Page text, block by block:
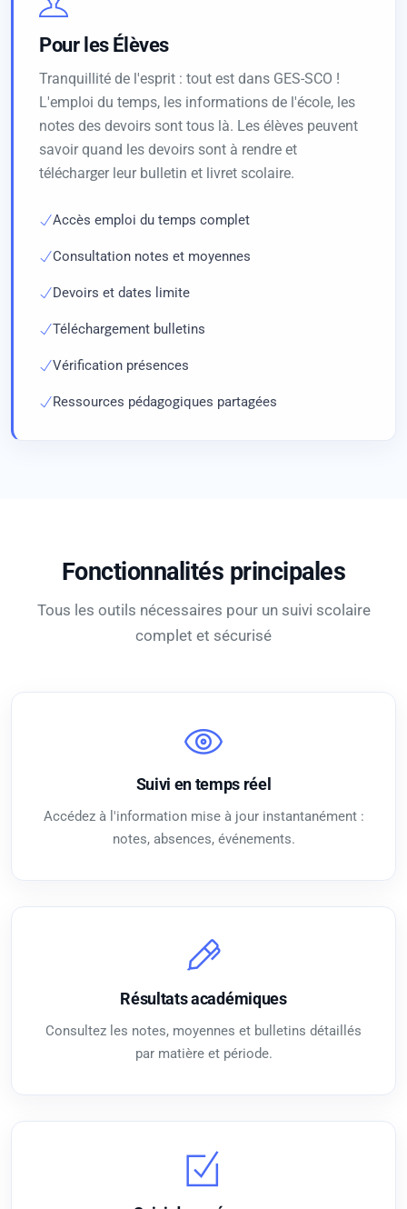
Pour les Élèves
Tranquillité de l'esprit : tout est dans GES-SCO !
L'emploi du temps, les informations de l'école, les
notes des devoirs sont tous là. Les élèves peuvent
savoir quand les devoirs sont à rendre et
télécharger leur bulletin et livret scolaire.
Accès emploi du temps complet
Consultation notes et moyennes
Devoirs et dates limite
Téléchargement bulletins
Vérification présences
Ressources pédagogiques partagées
Fonctionnalités principales
Tous les outils nécessaires pour un suivi scolaire
complet et sécurisé
Suivi en temps réel
Accédez à l'information mise à jour instantanément :
notes, absences, événements.
Résultats académiques
Consultez les notes, moyennes et bulletins détaillés
par matière et période.